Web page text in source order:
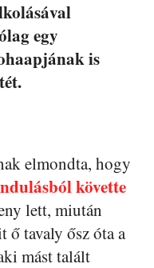
egy
is
elmondta, hogy
követte
lett, miután
ő tavaly ősz óta a
mást talált